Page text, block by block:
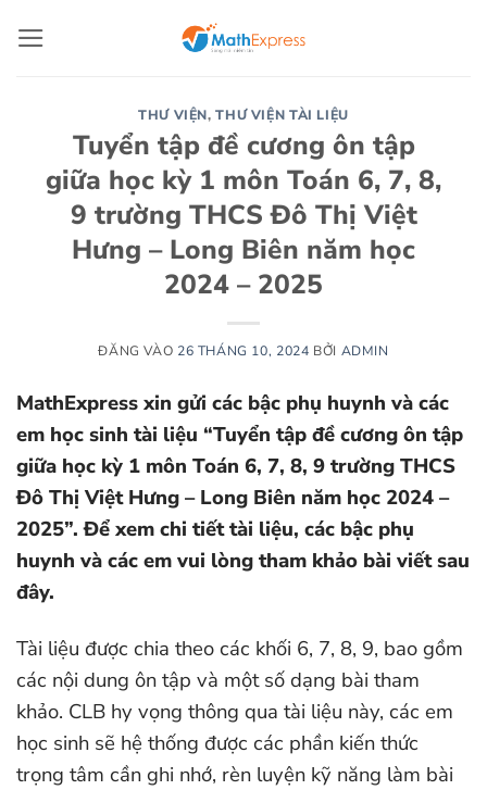
qua
THƯ VIỆN,THƯ VIỆN TÀI LIỆU
Tuyển tập đề cương ôn tập
giữa học kỳ 1 môn Toán 6, 7, 8,
9 trường THCS Đô Thị Việt
Hưng – Long Biên năm học
2024 – 2025
ĐĂNG VÀO 26 THÁNG 10, 2024 BỞI ADMIN
MathExpress xin gửi các bậc phụ huynh và các
em học sinh tài liệu “Tuyển tập đề cương ôn tập
giữa học kỳ 1 môn Toán 6, 7, 8, 9 trường THCS
Đô Thị Việt Hưng – Long Biên năm học 2024 –
2025”. Để xem chi tiết tài liệu, các bậc phụ
huynh và các em vui lòng tham khảo bài viết sau
đây.
Tài liệu được chia theo các khối 6, 7, 8, 9, bao gồm
các nội dung ôn tập và một số dạng bài tham
khảo. CLB hy vọng thông qua tài liệu này, các em
học sinh sẽ hệ thống được các phần kiến thức
trọng tâm cần ghi nhớ, rèn luyện kỹ năng làm bài